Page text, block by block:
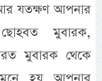
যতক্ষণ আপনার
ছোহবত মুবারক,
মুবারক থেকে